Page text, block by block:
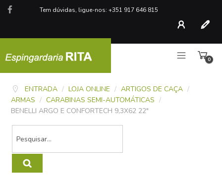
Tem dúvidas, ligue-nos: +351 917 646 815
Conta
0
ENTRADA / LOJA ONLINE / ARTIGOS DE CAÇA /
ARMAS / CARABINAS SEMI-AUTOMÁTICAS /
BENELLI ARGO E CONFORTECH 9,3X62 22"